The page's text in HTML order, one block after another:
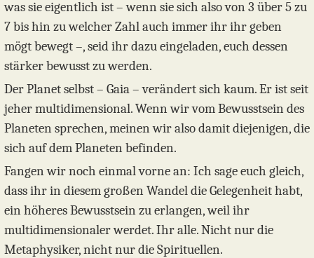
was sie eigentlich ist – wenn sie sich also von 3 über 5 zu
7 bis hin zu welcher Zahl auch immer ihr ihr geben
mögt bewegt –, seid ihr dazu eingeladen, euch dessen
stärker bewusst zu werden.
Der Planet selbst – Gaia – verändert sich kaum. Er ist seit
jeher multidimensional. Wenn wir vom Bewusstsein des
Planeten sprechen, meinen wir also damit diejenigen, die
sich auf dem Planeten befinden.
Fangen wir noch einmal vorne an: Ich sage euch gleich,
dass ihr in diesem großen Wandel die Gelegenheit habt,
ein höheres Bewusstsein zu erlangen, weil ihr
multidimensionaler werdet. Ihr alle. Nicht nur die
Metaphysiker, nicht nur die Spirituellen.